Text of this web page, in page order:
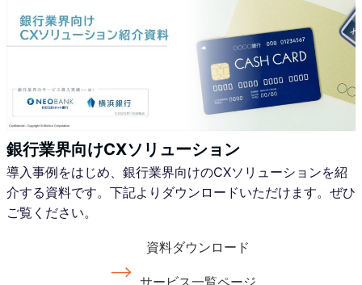
銀行業界向けCXソリューション
導入事例をはじめ、銀行業界向けのCXソリューションを紹
介する資料です。下記よりダウンロードいただけます。ぜひ
ご覧ください。
資料ダウンロード
サービス一覧ページ